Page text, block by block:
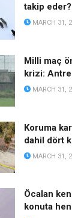
takip eder?
MARCH 31,
Milli maç
krizi:
MARCH 31,
Koruma
dahil dört
MARCH 31,
Öcalan
konuta